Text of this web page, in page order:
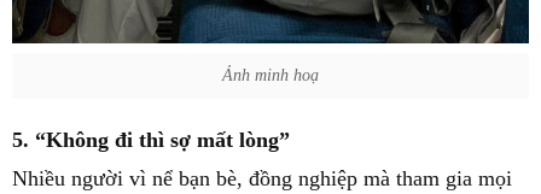
Ảnh minh hoạ
5. “Không đi thì sợ mất lòng”
Nhiều người vì nể bạn bè, đồng nghiệp mà tham gia mọi